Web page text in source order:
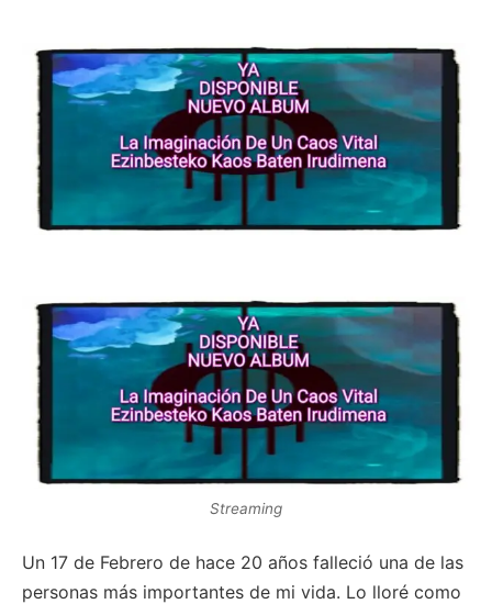
Streaming
Un 17 de Febrero de hace 20 años falleció una de las
personas más importantes de mi vida. Lo lloré como